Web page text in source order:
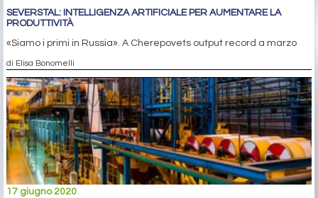
SEVERSTAL: INTELLIGENZA ARTIFICIALE PER AUMENTARE LA
PRODUTTIVITÀ
«Siamo i primi in Russia». A Cherepovets output record a marzo
di Elisa Bonomelli
17 giugno 2020